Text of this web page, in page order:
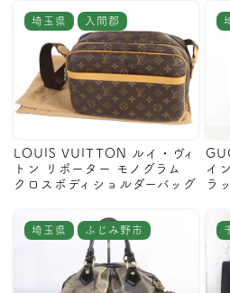
埼玉県 入間郡
LOUIS VUITTON ルイ・ヴィ
トン リポーター モノグラム
クロスボディショルダーバッグ
イ
ラ
埼玉県 ふじみ野市